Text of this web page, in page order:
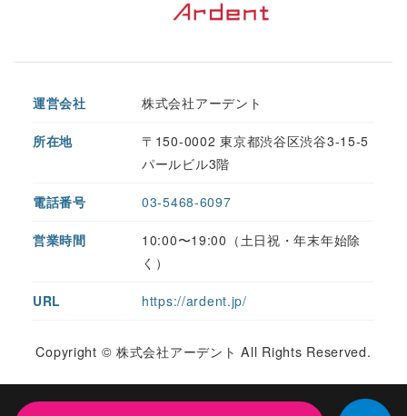
セキュリティ比較
運営会社 株式会社アーデント
所在地
〒150-0002 東京都渋谷区渋谷3-15-5
パールビル3階
電話番号 03-5468-6097
営業時間
10:00〜19:00（土日祝・年末年始除
く）
URL https://ardent.jp/
Copyright © 株式会社アーデント All Rights Reserved.